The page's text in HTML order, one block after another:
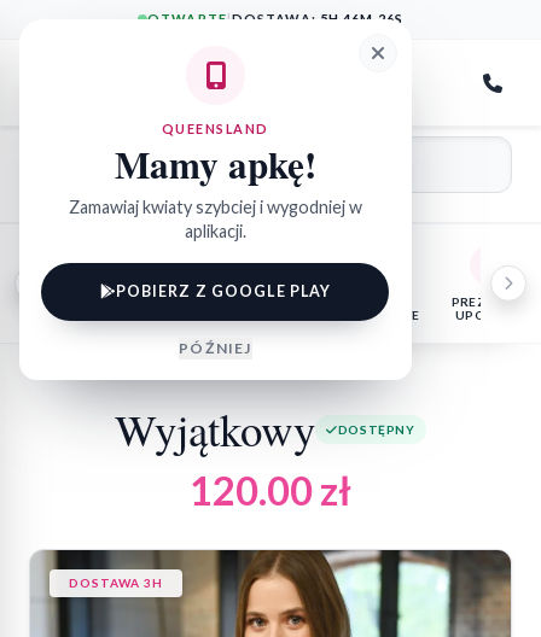
OTWARTE|DOSTAWA: 5H 46M 26S
QueensLand
KWIATY
DONICZKOWE
FLOWER
OKOLICZNOŚCIOWE
PREZENTY I
UPOMINKI
Wyjątkowy DOSTĘPNY
120.00zł
DOSTAWA 3H
QUEENSLAND
Mamy apkę!
Zamawiaj kwiaty szybciej i wygodniej w
aplikacji.
POBIERZ Z GOOGLE PLAY
PÓŹNIEJ